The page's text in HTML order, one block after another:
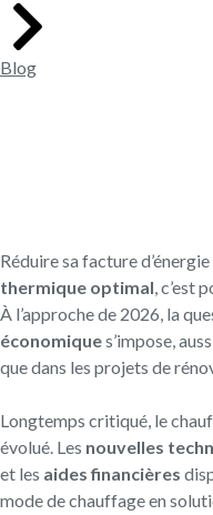
Blog
Réduire sa facture
thermique optimal, c’est
À l’approche de 2026, la
économiques’impose,
que dans les projets de
Longtemps critiqué, le
évolué. Les nouvelles
et les aides financières
mode de chauffage en